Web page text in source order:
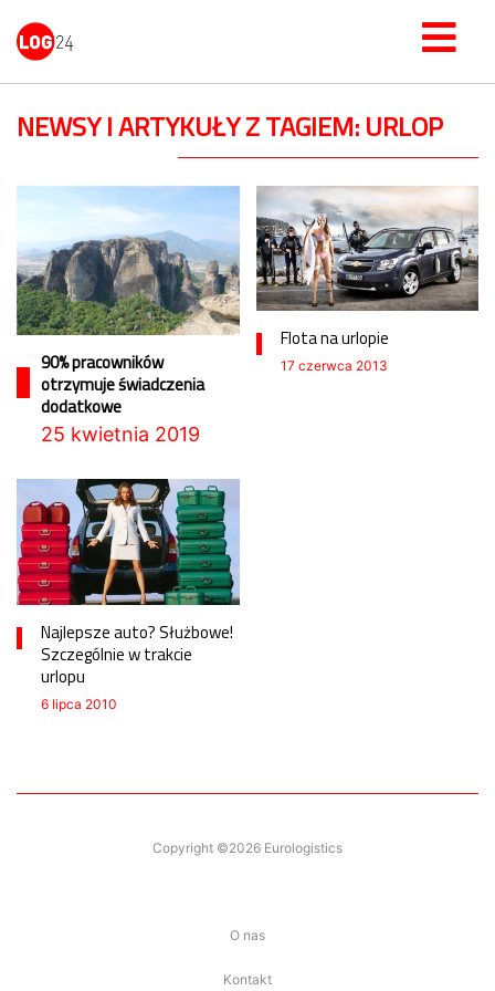
NEWSY I ARTYKUŁY Z TAGIEM: URLOP
90% pracowników
otrzymuje świadczenia
dodatkowe
25 kwietnia 2019
Flota na urlopie
17 czerwca 2013
Najlepsze auto? Służbowe!
Szczególnie w trakcie
urlopu
6 lipca 2010
Copyright ©2026 Eurologistics
O nas
Kontakt